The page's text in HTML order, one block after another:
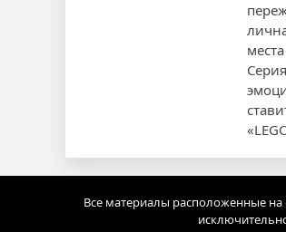
Все материалы расположенные